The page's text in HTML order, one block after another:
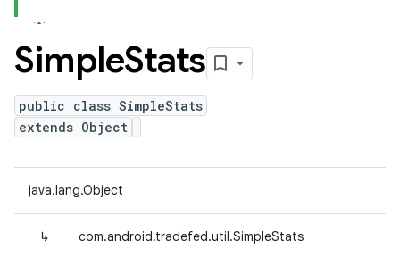
SimpleStats
public class SimpleStats
extends Object
java.lang.Object
↳ com.android.tradefed.util.SimpleStats